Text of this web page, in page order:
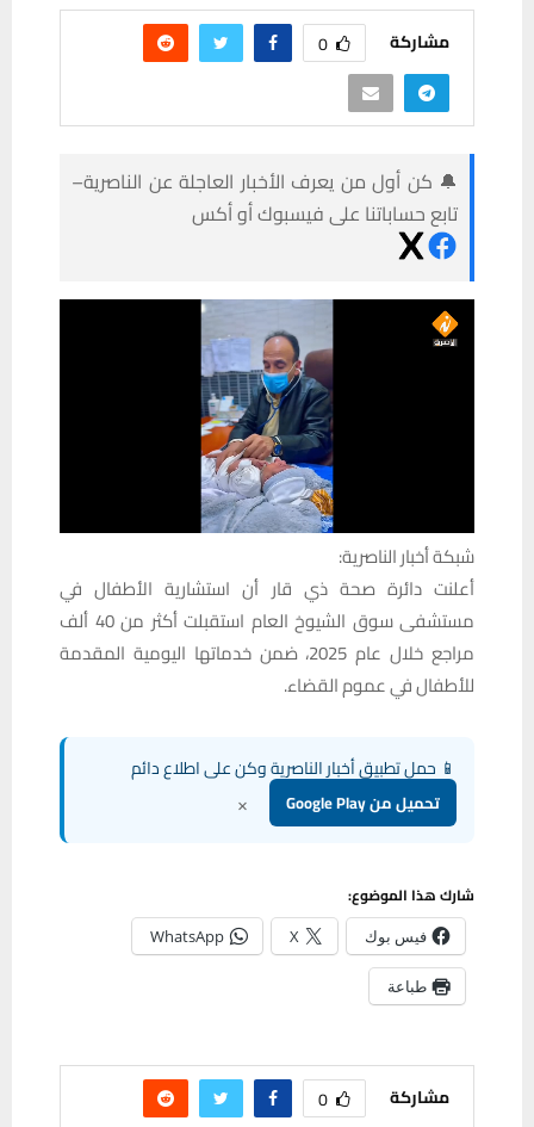
مشاركة 0
🔔 كن أول من يعرف الأخبار العاجلة عن الناصرية–
تابع حساباتنا على فيسبوك أو أكس
شبكة أخبار الناصرية:
أعلنت دائرة صحة ذي قار أن استشارية الأطفال في
مستشفى سوق الشيوخ العام استقبلت أكثر من 40 ألف
مراجع خلال عام 2025، ضمن خدماتها اليومية المقدمة
للأطفال في عموم القضاء.
📱 حمل تطبيق أخبار الناصرية وكن على اطلاع دائم
تحميل من Google Play ×
شارك هذا الموضوع:
فيس بوك X
WhatsApp
طباعة
مشاركة 0